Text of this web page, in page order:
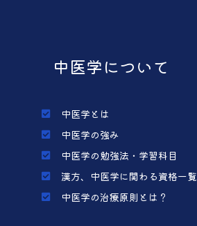
中医学について
中医学とは
中医学の強み
中医学の勉強法・学習科目
漢方、中医学に関わる資格一覧
中医学の治療原則とは？